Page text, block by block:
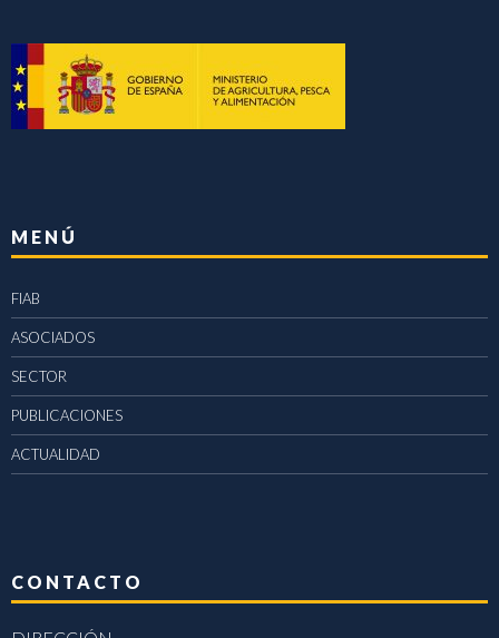
MENÚ
FIAB
ASOCIADOS
SECTOR
PUBLICACIONES
ACTUALIDAD
CONTACTO